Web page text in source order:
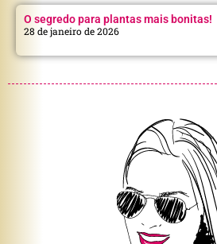
O segredo para plantas mais bonitas!
28 de janeiro de 2026